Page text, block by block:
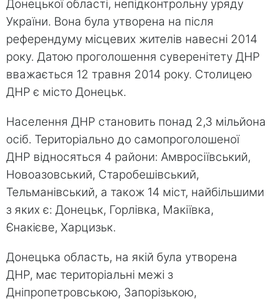
Донецької області, непідконтрольну уряду
України. Вона була утворена на після
референдуму місцевих жителів навесні 2014
року. Датою проголошення суверенітету ДНР
вважається 12 травня 2014 року. Столицею
ДНР є місто Донецьк.
Населення ДНР становить понад 2,3 мільйона
осіб. Територіально до самопроголошеної
ДНР відносяться 4 райони: Амвросіївський,
Новоазовський, Старобешівський,
Тельманівський, а також 14 міст, найбільшими
з яких є: Донецьк, Горлівка, Макіївка,
Єнакієве, Харцизьк.
Донецька область, на якій була утворена
ДНР, має територіальні межі з
Дніпропетровською, Запорізькою,